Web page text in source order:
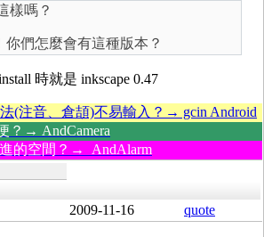
樣嗎？
你們怎麼會有這種版本？
時就是 inkscape 0.47
(注音、倉頡)不易輸入？→ gcin Android
？→ AndCamera
的空間？→ AndAlarm
2009-11-16 quote